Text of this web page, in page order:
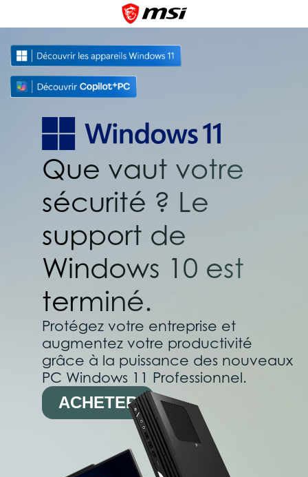
Que vaut votre
sécurité ? Le
support de
Windows 10 est
terminé.
Protégez votre entreprise et
augmentez votre productivité
grâce à la puissance des nouveaux
PC Windows 11 Professionnel.
ACHETER